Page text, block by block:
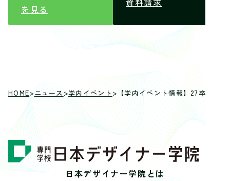
を見る
HOME>ニュース >学内イベント > 【学内イベント情報】27卒を対
日本デザイナー学院とは